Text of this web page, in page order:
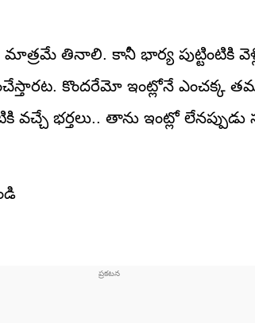
మాత్రమే తినాలి. కానీ భార్య పుట్టింటికి
కొందరేమో ఇంట్లోనే ఎంచక్క
వచ్చే భర్తలు.. తాను ఇంట్లో